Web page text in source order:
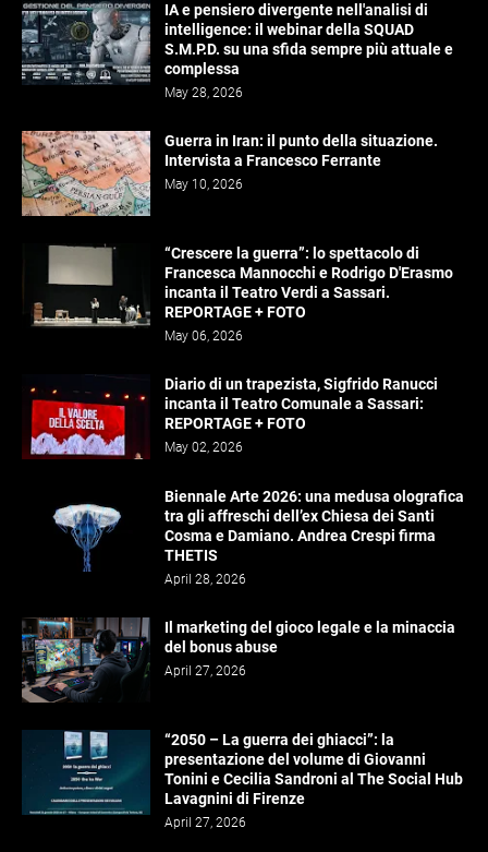
IA e pensiero divergente nell'analisi di
intelligence: il webinar della SQUAD
S.M.P.D. su una sfida sempre più attuale e
complessa
May 28, 2026
Guerra in Iran: il punto della situazione.
Intervista a Francesco Ferrante
May 10, 2026
“Crescere la guerra”: lo spettacolo di
Francesca Mannocchi e Rodrigo D'Erasmo
incanta il Teatro Verdi a Sassari.
REPORTAGE + FOTO
May 06, 2026
Diario di un trapezista, Sigfrido Ranucci
incanta il Teatro Comunale a Sassari:
REPORTAGE + FOTO
May 02, 2026
Biennale Arte 2026: una medusa olografica
tra gli affreschi dell’ex Chiesa dei Santi
Cosma e Damiano. Andrea Crespi firma
THETIS
April 28, 2026
Il marketing del gioco legale e la minaccia
del bonus abuse
April 27, 2026
“2050 – La guerra dei ghiacci”: la
presentazione del volume di Giovanni
Tonini e Cecilia Sandroni al The Social Hub
Lavagnini di Firenze
April 27, 2026